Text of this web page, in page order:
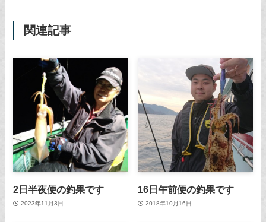
関連記事
2日半夜便の釣果です
2023年11月3日
16日午前便の釣果です
2018年10月16日